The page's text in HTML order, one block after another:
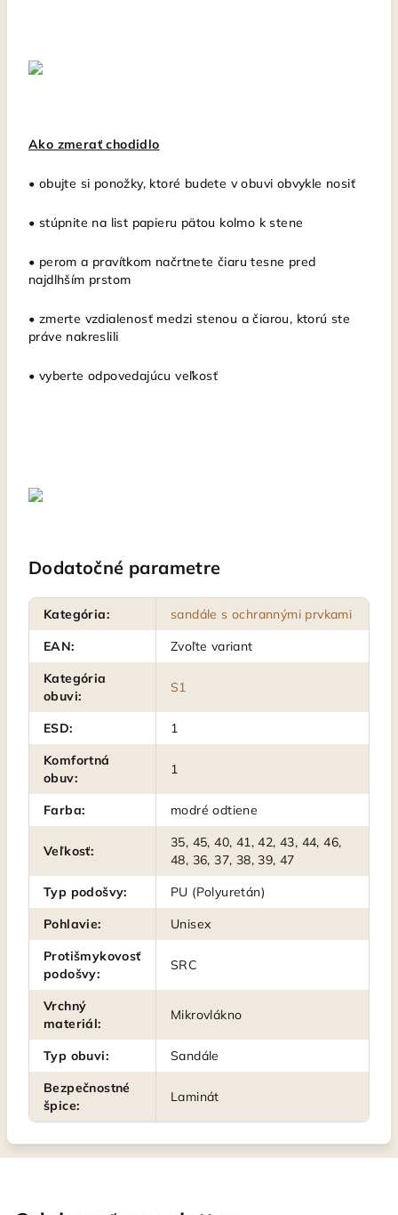
Ako zmerať chodidlo
• obujte si ponožky, ktoré budete v obuvi obvykle nosiť
• stúpnite na list papieru pätou kolmo k stene
• perom a pravítkom načrtnete čiaru tesne pred
najdlhším prstom
• zmerte vzdialenosť medzi stenou a čiarou, ktorú ste
práve nakreslili
• vyberte odpovedajúcu veľkosť
Dodatočné parametre
Kategória:
sandále s ochrannými prvkami
EAN:
Zvoľte variant
Kategória
obuvi:
S1
ESD:
1
Komfortná
obuv:
1
Farba: modré odtiene
Veľkosť:
35, 45, 40, 41, 42, 43, 44, 46,
48, 36, 37, 38, 39, 47
Typ podošvy:
PU (Polyuretán)
Pohlavie:
Unisex
Protišmykovosť
podošvy:
SRC
Vrchný
materiál:
Mikrovlákno
Typ obuvi:
Sandále
Bezpečnostné
špice:
Laminát